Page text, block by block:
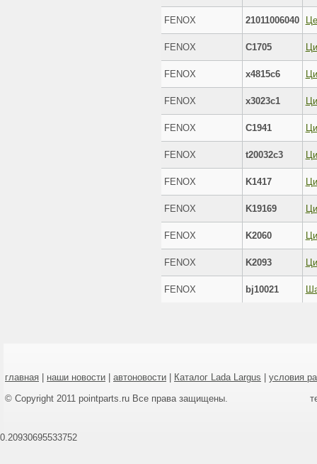
FENOX 21011006040
FENOX C1705
FENOX x4815c6
FENOX x3023c1
FENOX C1941
FENOX t20032c3
FENOX K1417
FENOX K19169
FENOX K2060
FENOX K2093
FENOX bj10021
главная наши новости автоновости Каталог Lada Largus
условия
© Copyright 2011 pointparts.ru Все права защищены.
0.20930695533752